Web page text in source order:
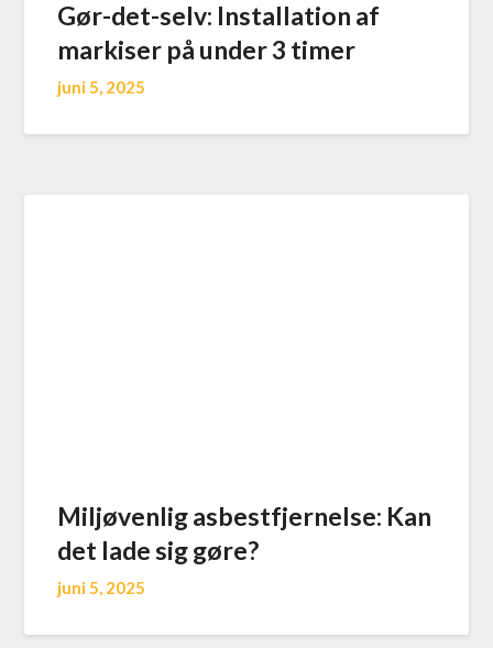
Gør-det-selv: Installation af
markiser på under 3 timer
juni 5, 2025
Miljøvenlig asbestfjernelse: Kan
det lade sig gøre?
juni 5, 2025